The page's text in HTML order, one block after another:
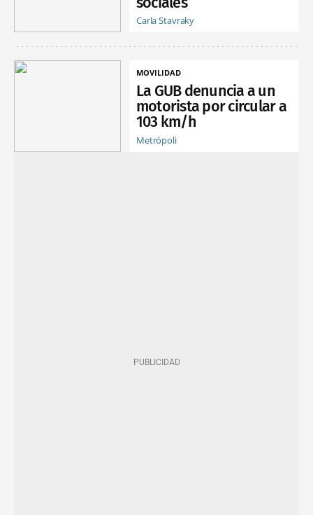
Carla Stavraky
MOVILIDAD
La GUB denuncia a un
motorista por circular a
103 km/h
Metrópoli